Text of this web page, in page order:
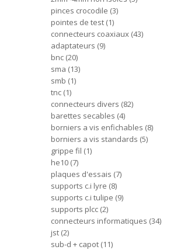
pinces crocodile 3
pointes de test 1
connecteurs coaxiaux 43
adaptateurs 9
bnc 20
sma 13
smb 1
tnc 1
connecteurs divers 82
barettes secables 4
borniers a vis enfichables 8
borniers a vis standards 5
grippe fil 1
he10 7
plaques d'essais 7
supports c.i lyre 8
supports c.i tulipe 9
supports plcc 2
connecteurs informatiques 34
jst 2
sub-d + capot 11